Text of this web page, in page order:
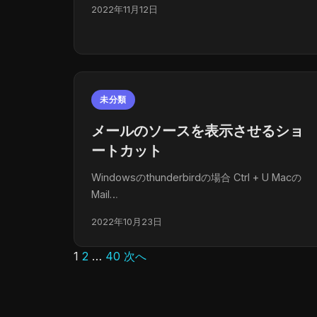
2022年11月12日
未分類
メールのソースを表示させるショ
ートカット
Windowsのthunderbirdの場合 Ctrl + U Macの
Mail…
2022年10月23日
投
1 2 … 40 次へ